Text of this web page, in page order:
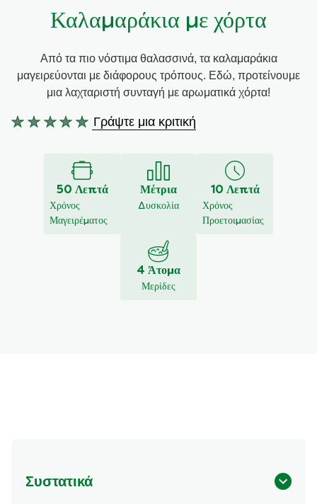
Συνταγές από την Μαργαρίτα Νικολαΐδη
Καλαμαράκια με χόρτα
Από τα πιο νόστιμα θαλασσινά, τα καλαμαράκια
μαγειρεύονται με διάφορους τρόπους. Εδώ, προτείνουμε
μια λαχταριστή συνταγή με αρωματικά χόρτα!
Δεν
αξιολογήσεις
Γράψτε μια κριτική
50 Λεπτά
Χρόνος
Μαγειρέματος
Μέτρια
Δυσκολία
10 Λεπτά
Χρόνος
Προετοιμασίας
4 Άτομα
Μερίδες
Συστατικά